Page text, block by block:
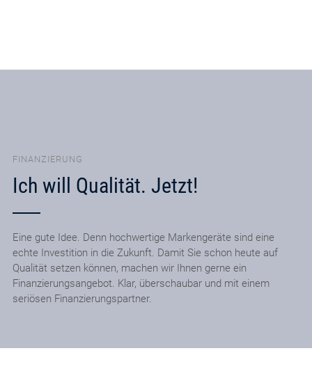
FINANZIERUNG
Ich will Qualität. Jetzt!
Eine gute Idee. Denn hochwertige Markengeräte sind eine
echte Investition in die Zukunft. Damit Sie schon heute auf
Qualität setzen können, machen wir Ihnen gerne ein
Finanzierungsangebot. Klar, überschaubar und mit einem
seriösen Finanzierungspartner.